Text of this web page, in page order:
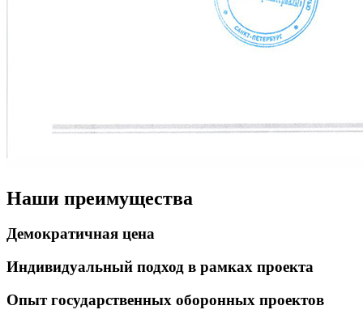
Наши преимущества
Демократичная цена
Индивидуальный подход в рамках проекта
Опыт государственных оборонных проектов